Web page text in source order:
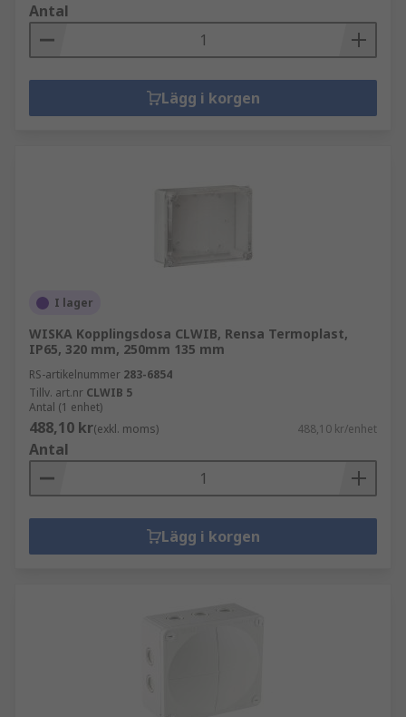
Antal
Lägg i korgen
I lager
WISKA Kopplingsdosa CLWIB, Rensa Termoplast,
IP65, 320 mm, 250mm 135 mm
RS-artikelnummer 283-6854
Tillv. art.nr CLWIB 5
Antal (1 enhet)
488,10 kr(exkl. moms) 488,10 kr/enhet
Antal
Lägg i korgen